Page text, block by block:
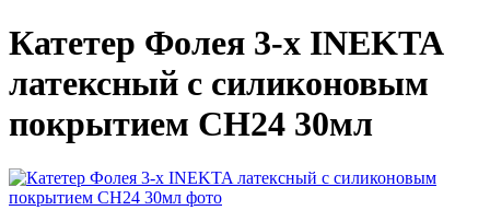
Катетер Фолея 3-х INEKTA
латексный с силиконовым
покрытием CH24 30мл